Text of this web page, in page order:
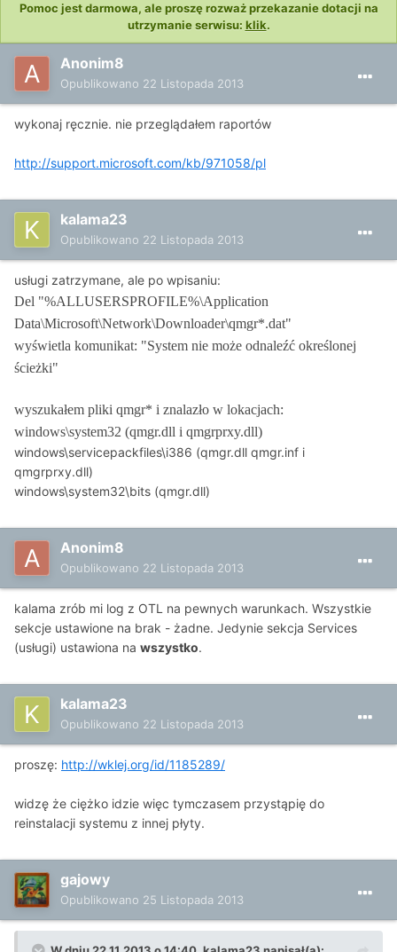
Pomoc jest darmowa, ale proszę rozważ przekazanie dotacji na
utrzymanie serwisu: klik.
Anonim8
Opublikowano 22 Listopada 2013
wykonaj ręcznie. nie przeglądałem raportów
http://support.microsoft.com/kb/971058/pl
kalama23
Opublikowano 22 Listopada 2013
usługi zatrzymane, ale po wpisaniu:
Del "%ALLUSERSPROFILE%\Application
Data\Microsoft\Network\Downloader\qmgr*.dat"
wyświetla komunikat: "System nie może odnaleźć określonej
ścieżki"
wyszukałem pliki qmgr* i znalazło w lokacjach:
windows\system32 (qmgr.dll i qmgrprxy.dll)
windows\servicepackfiles\i386 (qmgr.dll qmgr.inf i
qmgrprxy.dll)
windows\system32\bits (qmgr.dll)
Anonim8
Opublikowano 22 Listopada 2013
kalama zrób mi log z OTL na pewnych warunkach. Wszystkie
sekcje ustawione na brak - żadne. Jedynie sekcja Services
(usługi) ustawiona na wszystko.
kalama23
Opublikowano 22 Listopada 2013
proszę: http://wklej.org/id/1185289/
widzę że ciężko idzie więc tymczasem przystąpię do
reinstalacji systemu z innej płyty.
gajowy
Opublikowano 25 Listopada 2013